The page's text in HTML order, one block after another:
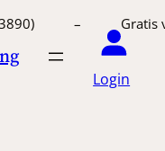
20663890) –
Login